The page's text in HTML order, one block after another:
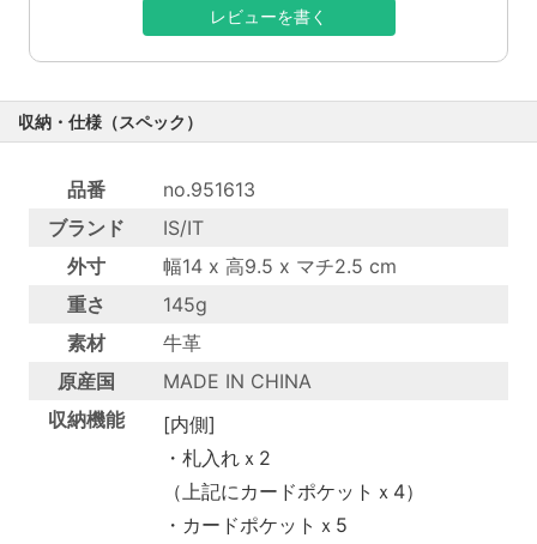
レビューを書く
収納・仕様（スペック）
品番
no.951613
ブランド
IS/IT
外寸
幅14 x 高9.5 x マチ2.5 cm
重さ
145g
素材
牛革
原産国
MADE IN CHINA
収納機能
[内側]
・札入れｘ2
（上記にカードポケットｘ4）
・カードポケットｘ5